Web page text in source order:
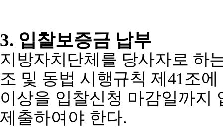
3. 입찰보증금 납부
지방자치단체를 당사자로 하
조 및 동법 시행규칙 제 41조에
이상을 입찰신청 마감일까지
제출하여야 한다.